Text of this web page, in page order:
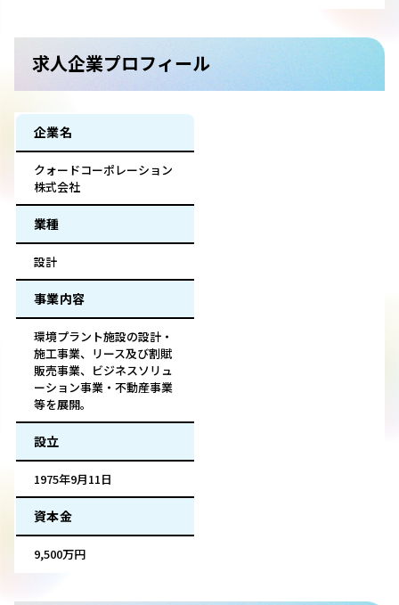
求人企業プロフィール
企業名
クォードコーポレーション
株式会社
業種
設計
事業内容
環境プラント施設の設計・
施工事業、リース及び割賦
販売事業、ビジネスソリュ
ーション事業・不動産事業
等を展開。
設立
1975年9月11日
資本金
9,500万円